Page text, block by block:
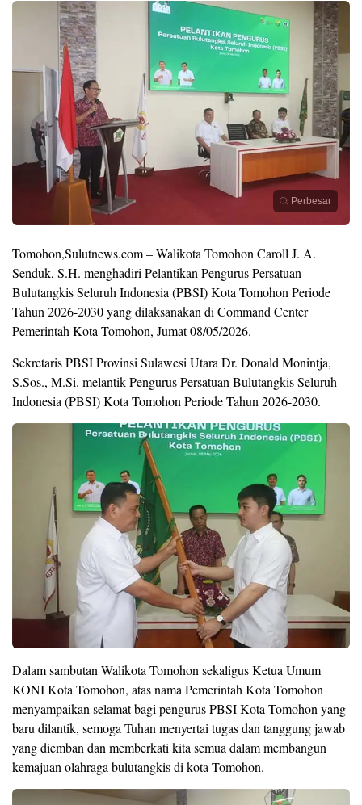
Perbesar
Tomohon,Sulutnews.com – Walikota Tomohon Caroll J. A.
Senduk, S.H. menghadiri Pelantikan Pengurus Persatuan
Bulutangkis Seluruh Indonesia (PBSI) Kota Tomohon Periode
Tahun 2026-2030 yang dilaksanakan di Command Center
Pemerintah Kota Tomohon, Jumat 08/05/2026.
Sekretaris PBSI Provinsi Sulawesi Utara Dr. Donald Monintja,
S.Sos., M.Si. melantik Pengurus Persatuan Bulutangkis Seluruh
Indonesia (PBSI) Kota Tomohon Periode Tahun 2026-2030.
Dalam sambutan Walikota Tomohon sekaligus Ketua Umum
KONI Kota Tomohon, atas nama Pemerintah Kota Tomohon
menyampaikan selamat bagi pengurus PBSI Kota Tomohon yang
baru dilantik, semoga Tuhan menyertai tugas dan tanggung jawab
yang diemban dan memberkati kita semua dalam membangun
kemajuan olahraga bulutangkis di kota Tomohon.